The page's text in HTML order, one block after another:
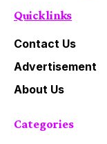
Quick links
Contact Us
Advertisement
About Us
Categories